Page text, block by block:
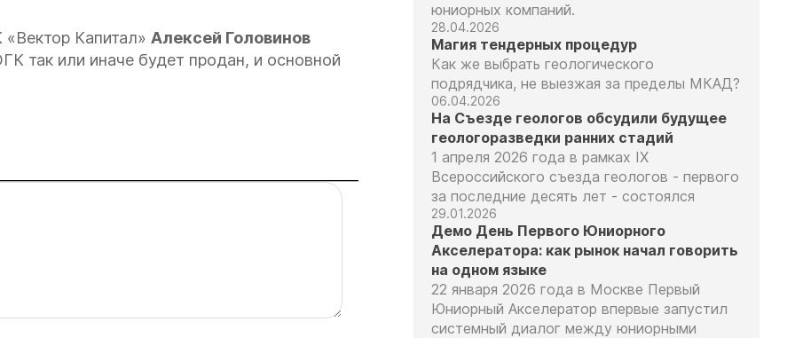
Капитал» Алексей Головинов
так или иначе будет продан, и основной
юниорных компаний.
28.04.2026
Магия тендерных процедур
Как же выбрать геологического
подрядчика, не выезжая за пределы МКАД?
06.04.2026
На Съезде геологов обсудили будущее
геологоразведки ранних стадий
1 апреля 2026 года в рамках IX
Всероссийского съезда геологов - первого
за последние десять лет - состоялся
29.01.2026
Демо День Первого Юниорного
Акселератора: как рынок начал говорить
на одном языке
22 января 2026 года в Москве Первый
Юниорный Акселератор впервые запустил
системный диалог между юниорными